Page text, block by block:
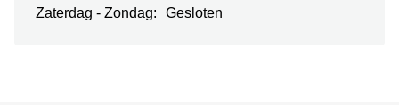
Zaterdag - Zondag:
Gesloten